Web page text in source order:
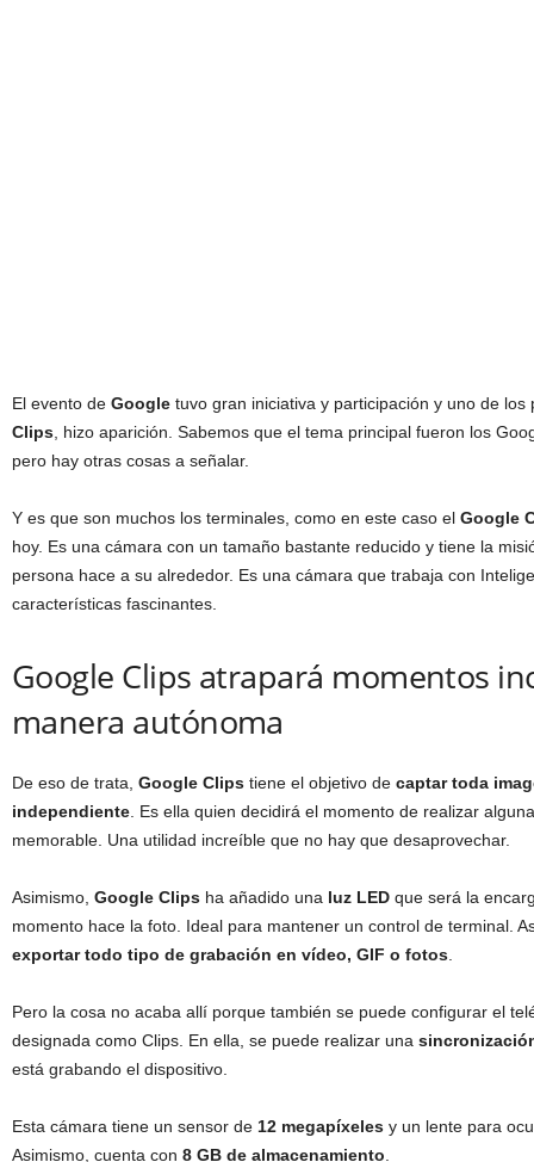
El evento de Google tuvo gran iniciativa y participación y uno de
Clips , hizo aparición. Sabemos que el tema principal fueron los
pero hay otras cosas a señalar.
Y es que son muchos los terminales, como en este caso el Google
hoy. Es una cámara con un tamaño bastante reducido y tiene la
persona hace a su alrededor. Es una cámara que trabaja con
características fascinantes.
Google Clips atrapará momentos
manera autónoma
De eso de trata, Google Clips tiene el objetivo de captar toda
independiente . Es ella quien decidirá el momento de realizar
memorable. Una utilidad increíble que no hay que desaprovechar.
Asimismo, Google Clips ha añadido una luz LED que será la
momento hace la foto. Ideal para mantener un control de terminal.
exportar todo tipo de grabación en vídeo, GIF o fotos
Pero la cosa no acaba allí porque también se puede configurar el
designada como Clips. En ella, se puede realizar una
está grabando el dispositivo.
Esta cámara tiene un sensor de 12 megapíxeles y un lente para
Asimismo, cuenta con 8 GB de almacenamiento